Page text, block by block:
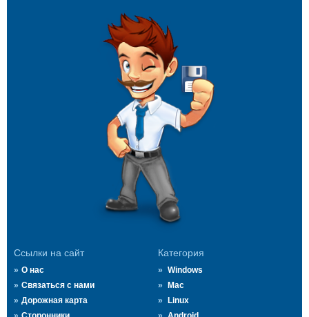
Ссылки на сайт
О нас
Связаться с нами
Дорожная карта
Категория
Windows
Mac
Linux